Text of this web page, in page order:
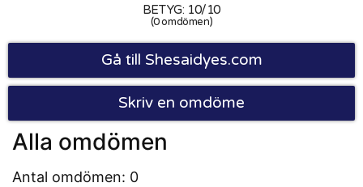
BETYG: 10/10
(0 omdömen)
Gå till Shesaidyes.com
Skriv en omdöme
Alla omdömen
Antal omdömen: 0